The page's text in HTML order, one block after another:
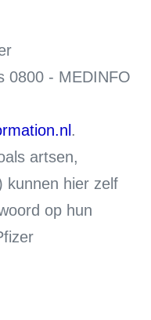
0800 - MEDINFO
.
artsen,
kunnen hier zelf
op hun